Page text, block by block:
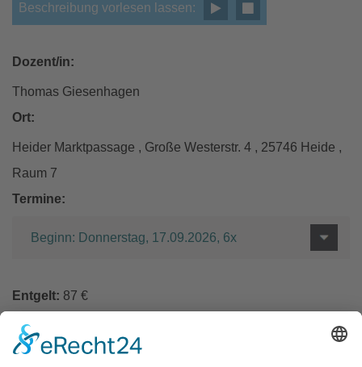
Beschreibung vorlesen lassen:
Dozent/in:
Thomas Giesenhagen
Ort:
Heider Marktpassage , Große Westerstr. 4 , 25746 Heide ,
Raum 7
Termine:
Beginn: Donnerstag, 17.09.2026, 6x
Entgelt: 87 €